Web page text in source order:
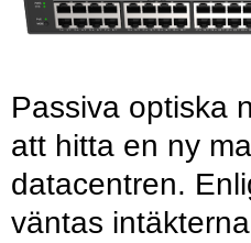
Passiva optiska
att hitta en ny
datacentren.
väntas